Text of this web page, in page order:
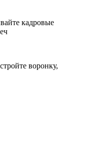
кадровые
воронку,